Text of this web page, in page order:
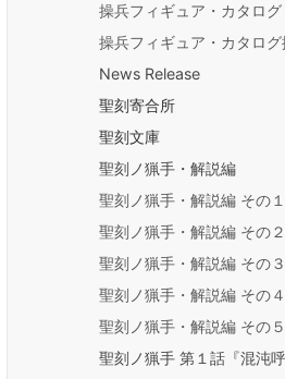
操兵フィギュア・カタロ
操兵フィギュア・カタロ
News Release
聖刻寄合所
聖刻文庫
聖刻ノ猟手・解説編
聖刻ノ猟手・解説編 その１
聖刻ノ猟手・解説編 その２
聖刻ノ猟手・解説編 その３
聖刻ノ猟手・解説編 その４
聖刻ノ猟手・解説編 その５
聖刻ノ猟手 第１話『混沌